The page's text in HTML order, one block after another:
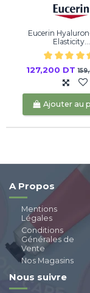
Eucerin
Elasticity...
127,200 DT
Ajouter au
A Propos
Mentions
Légales
Conditions
Générales de
Vente
Nos Magasins
Nous suivre